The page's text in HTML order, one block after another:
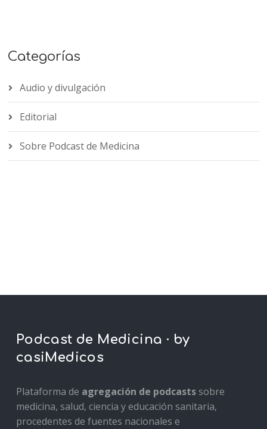
Categorías
Audio y divulgación
Editorial
Sobre Podcast de Medicina
Podcast de Medicina · by
casiMedicos
Plataforma de agregación de podcastssobre
medicina, salud, ciencia y educación sanitaria,
procedentes de fuentes nacionales e